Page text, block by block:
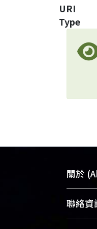
URI
Type
關於
臺大位
及向國
聯絡